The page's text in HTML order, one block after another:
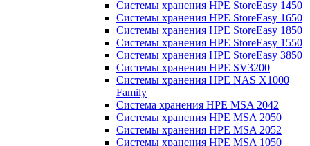
Системы хранения HPE StoreEasy 1450
Системы хранения HPE StoreEasy 1650
Системы хранения HPE StoreEasy 1850
Системы хранения HPE StoreEasy 1550
Системы хранения HPE StoreEasy 3850
Системы хранения HPE SV3200
Системы хранения HPE NAS X1000
Family
Система хранения HPE MSA 2042
Системы хранения HPE MSA 2050
Системы хранения HPE MSA 2052
Системы хранения HPE MSA 1050